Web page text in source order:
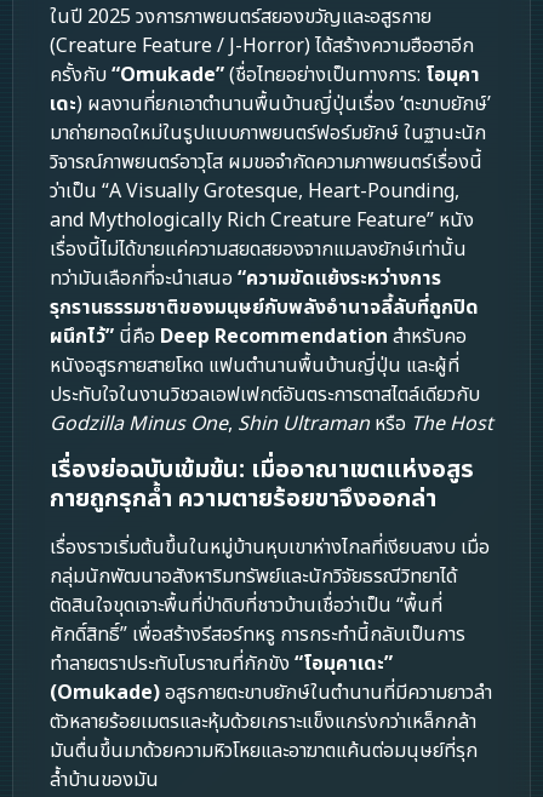
ในปี 2025 วงการภาพยนตร์สยองขวัญและอสูรกาย
(Creature Feature / J-Horror) ได้สร้างความฮือฮาอีก
ครั้งกับ“Omukade”(ชื่อไทยอย่างเป็นทางการ: โอมุคา
เดะ) ผลงานที่ยกเอาตำนานพื้นบ้านญี่ปุ่นเรื่อง ‘ตะขาบยักษ์’
มาถ่ายทอดใหม่ในรูปแบบภาพยนตร์ฟอร์มยักษ์ ในฐานะนัก
วิจารณ์ภาพยนตร์อาวุโส ผมขอจำกัดความภาพยนตร์เรื่องนี้
ว่าเป็น “A Visually Grotesque, Heart-Pounding,
and Mythologically Rich Creature Feature” หนัง
เรื่องนี้ไม่ได้ขายแค่ความสยดสยองจากแมลงยักษ์เท่านั้น
ทว่ามันเลือกที่จะนำเสนอ “ความขัดแย้งระหว่างการ
รุกรานธรรมชาติของมนุษย์กับพลังอำนาจลี้ลับที่ถูกปิด
ผนึกไว้” นี่คือ Deep Recommendation สำหรับคอ
หนังอสูรกายสายโหด แฟนตำนานพื้นบ้านญี่ปุ่น และผู้ที่
ประทับใจในงานวิชวลเอฟเฟกต์อันตระการตาสไตล์เดียวกับ
Godzilla Minus One, Shin Ultramanหรือ The Host
เรื่องย่อฉบับเข้มข้น: เมื่ออาณาเขตแห่งอสูร
กายถูกรุกล้ำ ความตายร้อยขาจึงออกล่า
เรื่องราวเริ่มต้นขึ้นในหมู่บ้านหุบเขาห่างไกลที่เงียบสงบ เมื่อ
กลุ่มนักพัฒนาอสังหาริมทรัพย์และนักวิจัยธรณีวิทยาได้
ตัดสินใจขุดเจาะพื้นที่ป่าดิบที่ชาวบ้านเชื่อว่าเป็น “พื้นที่
ศักดิ์สิทธิ์” เพื่อสร้างรีสอร์ทหรู การกระทำนี้กลับเป็นการ
ทำลายตราประทับโบราณที่กักขัง “โอมุคาเดะ”
(Omukade)อสูรกายตะขาบยักษ์ในตำนานที่มีความยาวลำ
ตัวหลายร้อยเมตรและหุ้มด้วยเกราะแข็งแกร่งกว่าเหล็กกล้า
มันตื่นขึ้นมาด้วยความหิวโหยและอาฆาตแค้นต่อมนุษย์ที่รุก
ล้ำบ้านของมัน